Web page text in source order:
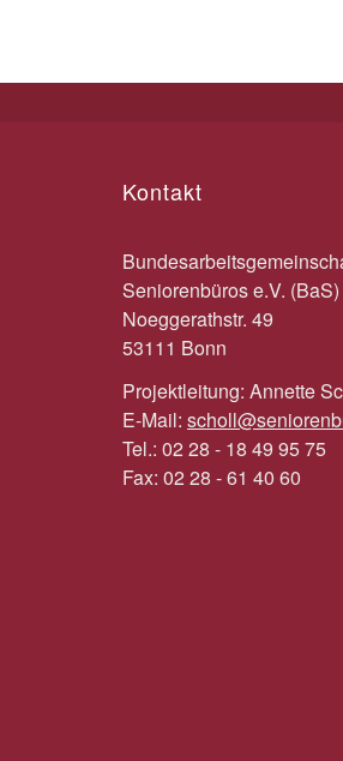
Kontakt
Seniorenbüros e.V. (BaS)
Noeggerathstr. 49
53111 Bonn
Projektleitung: Annette
E-Mail:
Tel.: 02 28 - 18 49 95 75
Fax: 02 28 - 61 40 60